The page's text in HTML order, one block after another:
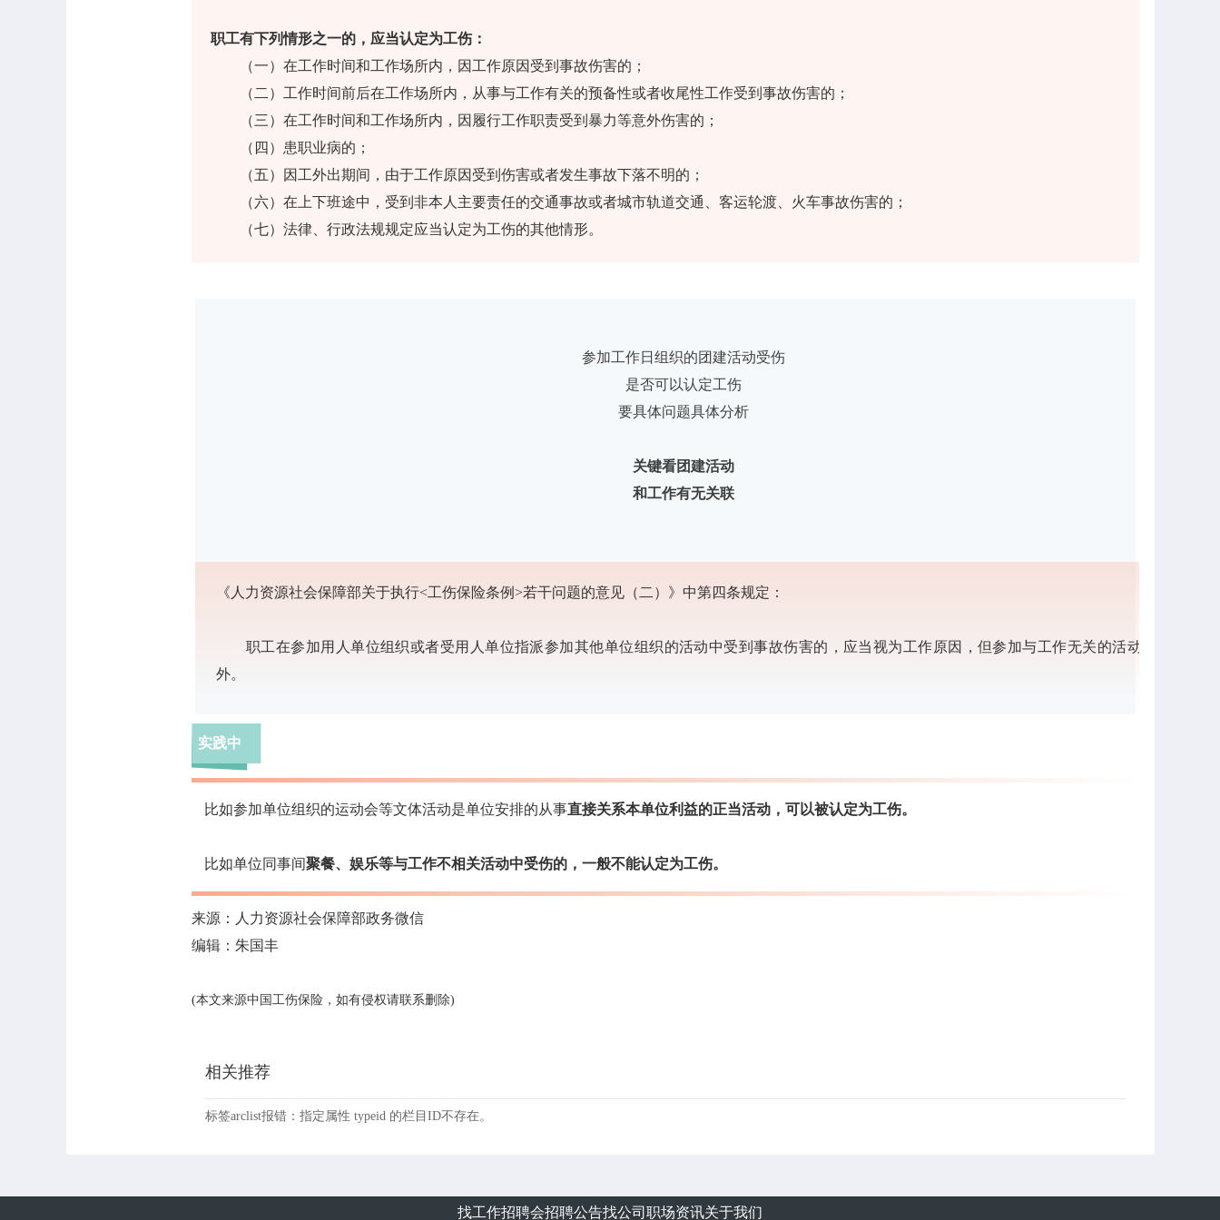
职工有下列情形之一的，应当认定为工伤：
（一）在工作时间和工作场所内，因工作原因受到事故伤害的；
（二）工作时间前后在工作场所内，从事与工作有关的预备性或者收尾性工作受到事故伤害的；
（三）在工作时间和工作场所内，因履行工作职责受到暴力等意外伤害的；
（四）患职业病的；
（五）因工外出期间，由于工作原因受到伤害或者发生事故下落不明的；
（六）在上下班途中，受到非本人主要责任的交通事故或者城市轨道交通、客运轮渡、火车事故伤害的；
（七）法律、行政法规规定应当认定为工伤的其他情形。
参加工作日组织的团建活动受伤
是否可以认定工伤
要具体问题具体分析
关键看团建活动
和工作有无关联
《人力资源社会保障部关于执行<工伤保险条例>若干问题的意见（二）》中第四条规定：
职工在参加用人单位组织或者受用人单位指派参加其他单位组织的活动中受到事故伤害的，应当视为工作原因，但参加与工作无关的活动除
外。
实践中
比如参加单位组织的运动会等文体活动是单位安排的从事直接关系本单位利益的正当活动，可以被认定为工伤。
比如单位同事间聚餐、娱乐等与工作不相关活动中受伤的，一般不能认定为工伤。
来源：人力资源社会保障部政务微信
编辑：朱国丰
(本文来源中国工伤保险，如有侵权请联系删除)
相关推荐
标签arclist报错：指定属性 typeid 的栏目ID不存在。
找工作招聘会招聘公告找公司 职场资讯关于我们